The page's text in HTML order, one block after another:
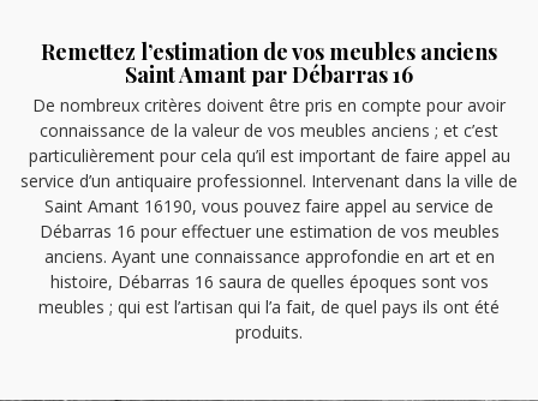
Remettez l’estimation de vos meubles anciens
Saint Amant par Débarras 16
De nombreux critères doivent être pris en compte pour avoir
connaissance de la valeur de vos meubles anciens ; et c’est
particulièrement pour cela qu’il est important de faire appel au
service d’un antiquaire professionnel. Intervenant dans la ville de
Saint Amant 16190, vous pouvez faire appel au service de
Débarras 16 pour effectuer une estimation de vos meubles
anciens. Ayant une connaissance approfondie en art et en
histoire, Débarras 16 saura de quelles époques sont vos
meubles ; qui est l’artisan qui l’a fait, de quel pays ils ont été
produits.